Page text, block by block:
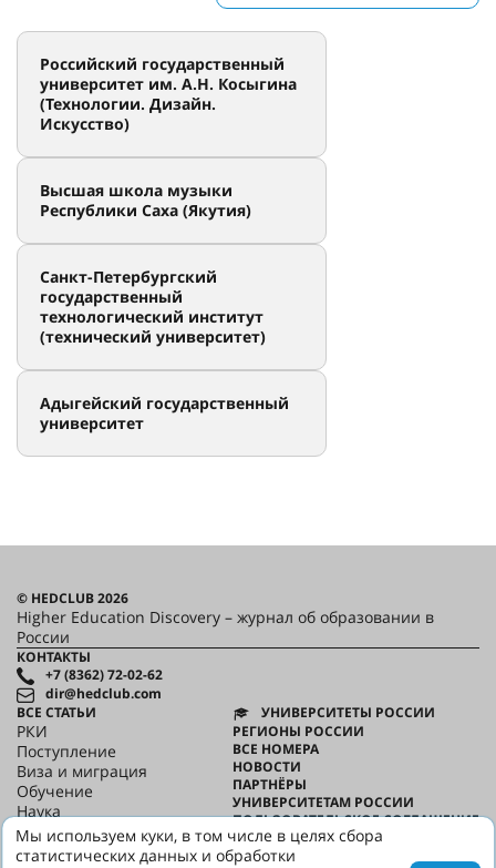
Российский государственный
университет им. А.Н. Косыгина
(Технологии. Дизайн.
Искусство)
Высшая школа музыки
Республики Саха (Якутия)
Санкт-Петербургский
государственный
технологический институт
(технический университет)
Адыгейский государственный
университет
© HEDCLUB 2026
Higher Education Discovery – журнал об образовании в
России
КОНТАКТЫ
+7 (8362) 72-02-62
dir@hedclub.com
ВСЕ СТАТЬИ
РКИ
Поступление
Виза и миграция
Обучение
Наука
HED_people
Русский дом
УНИВЕРСИТЕТЫ РОССИИ
РЕГИОНЫ РОССИИ
ВСЕ НОМЕРА
НОВОСТИ
ПАРТНЁРЫ
УНИВЕРСИТЕТАМ РОССИИ
ПОЛЬЗОВАТЕЛЬСКОЕ СОГЛАШЕНИЕ
КОНФИДЕНЦИАЛЬНОСТЬ
О HED
Мы используем куки, в том числе в целях сбора
статистических данных и обработки